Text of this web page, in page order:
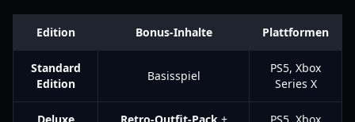
Edition Bonus-Inhalte Plattformen
Standard
Edition
Basisspiel
PS5, Xbox
Series X